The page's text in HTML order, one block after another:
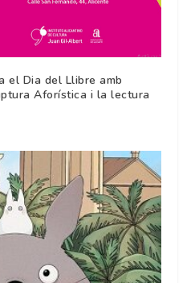
el Dia del Llibre amb
Aforística i la lectura